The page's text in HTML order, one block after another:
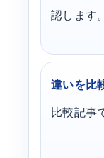
認します。
違いを比
比較記事